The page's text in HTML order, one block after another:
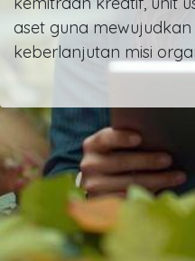
aset guna
keberlanjutan misi